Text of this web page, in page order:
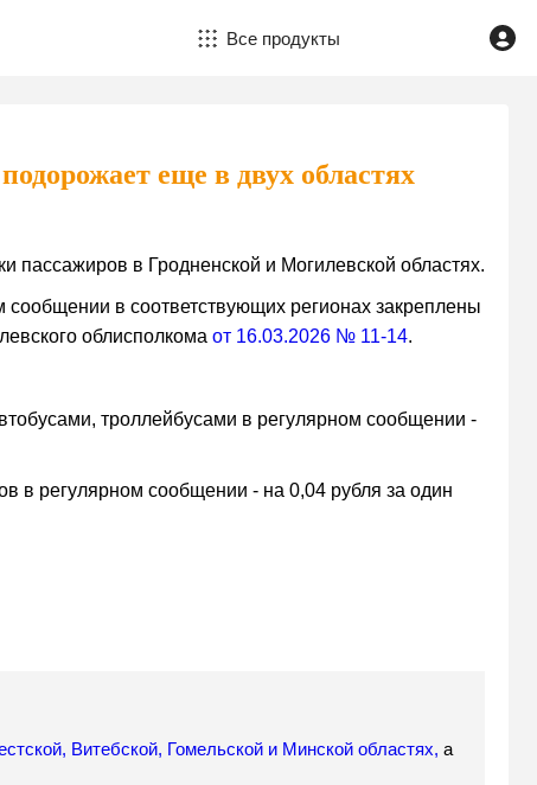
Все продукты
еще в двух областях
пассажиров в Гродненской и Могилевской областях.
в соответствующих регионах закреплены
облисполкома от 16.03.2026 № 11-14.
троллейбусами в регулярном сообщении -
в регулярном сообщении - на 0,04 рубля за один
Витебской, Гомельской и Минской областях, а